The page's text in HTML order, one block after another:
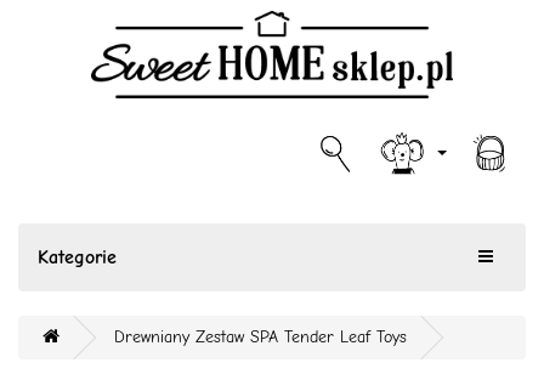
Kategorie
Drewniany Zestaw SPA Tender Leaf Toys